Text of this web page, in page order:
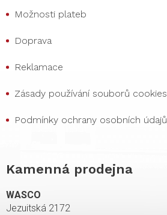
Možnosti plateb
Doprava
Reklamace
Zásady používání souborů cookies
Podmínky ochrany osobních údajů
Kamenná prodejna
WASCO
Jezuitská 2172